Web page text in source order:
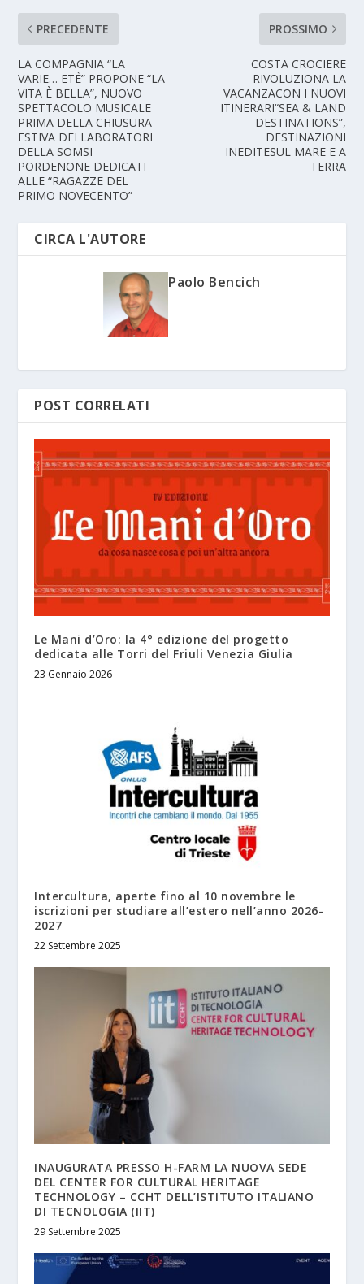
PRECEDENTE
LA COMPAGNIA “LA
VARIE… ETÈ” PROPONE “LA
VITA È BELLA”, NUOVO
SPETTACOLO MUSICALE
PRIMA DELLA CHIUSURA
ESTIVA DEI LABORATORI
DELLA SOMSI
PORDENONE DEDICATI
ALLE “RAGAZZE DEL
PRIMO NOVECENTO”
PROSSIMO
COSTA CROCIERE
RIVOLUZIONA LA
VACANZACON I NUOVI
ITINERARI“SEA & LAND
DESTINATIONS”,
DESTINAZIONI
INEDITESUL MARE E A
TERRA
CIRCA L'AUTORE
Paolo Bencich
POST CORRELATI
Le Mani d’Oro: la 4° edizione del progetto
dedicata alle Torri del Friuli Venezia Giulia
23 Gennaio 2026
Intercultura, aperte fino al 10 novembre le
iscrizioni per studiare all’estero nell’anno 2026-
2027
22 Settembre 2025
INAUGURATA PRESSO H-FARM LA NUOVA SEDE
DEL CENTER FOR CULTURAL HERITAGE
TECHNOLOGY – CCHT DELL’ISTITUTO ITALIANO
DI TECNOLOGIA (IIT)
29 Settembre 2025